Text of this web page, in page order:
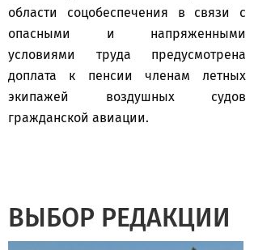
области соцобеспечения в связи с
опасными и напряженными
условиями труда предусмотрена
доплата к пенсии членам летных
экипажей воздушных судов
гражданской авиации.
ВЫБОР РЕДАКЦИИ